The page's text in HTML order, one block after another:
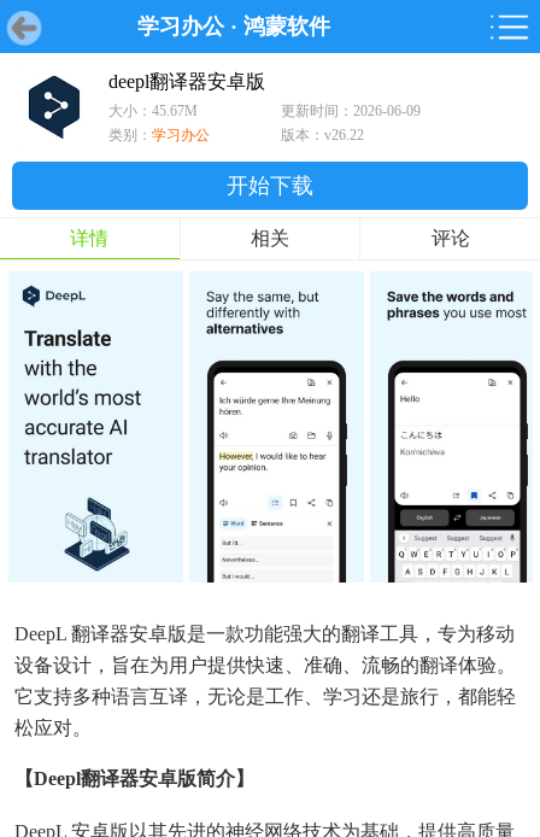
学习办公· 鸿蒙软件
首页 游戏 软件
游戏 软件 鸿蒙
游戏
鸿蒙
软件
专题
deepl翻译器安卓版
大小：45.67M
更新时间：2026-06-09
类别： 学习办公 版本：v26.22
开始下载
详情 相关 评论
DeepL 翻译器安卓版是一款功能强大的翻译工具，专为移动
设备设计，旨在为用户提供快速、准确、流畅的翻译体验。
它支持多种语言互译，无论是工作、学习还是旅行，都能轻
松应对。
【deepl翻译器安卓版简介】
DeepL 安卓版以其先进的神经网络技术为基础，提供高质量